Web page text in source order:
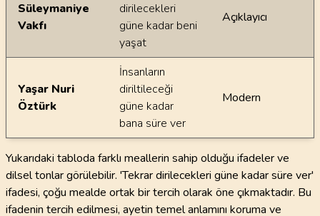
Süleymaniye
Vakfı
dirilecekleri
güne kadar beni
yaşat
Açıklayıcı
Yaşar Nuri
Öztürk
İnsanların
diriltileceği
güne kadar
bana süre ver
Modern
Yukarıdaki tabloda farklı meallerin sahip olduğu ifadeler ve
dilsel tonlar görülebilir. 'Tekrar dirilecekleri güne kadar süre ver'
ifadesi, çoğu mealde ortak bir tercih olarak öne çıkmaktadır. Bu
ifadenin tercih edilmesi, ayetin temel anlamını koruma ve